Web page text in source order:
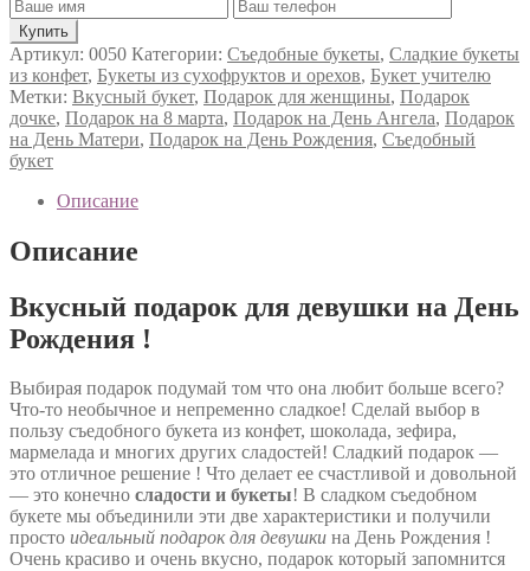
Артикул: 0050 Категории: Съедобные букеты, Сладкие букеты
из конфет, Букеты из сухофруктов и орехов, Букет учителю
Метки: Вкусный букет, Подарок для женщины, Подарок
дочке, Подарок на 8 марта, Подарок на День Ангела, Подарок
на День Матери, Подарок на День Рождения, Съедобный
букет
Описание
Описание
Вкусный подарок для девушки на День
Рождения !
Выбирая подарок подумай том что она любит больше всего?
Что-то необычное и непременно сладкое! Сделай выбор в
пользу съедобного букета из конфет, шоколада, зефира,
мармелада и многих других сладостей! Сладкий подарок —
это отличное решение ! Что делает ее счастливой и довольной
— это конечно сладости и букеты! В сладком съедобном
букете мы объединили эти две характеристики и получили
просто идеальный подарок для девушки на День Рождения !
Очень красиво и очень вкусно, подарок который запомнится